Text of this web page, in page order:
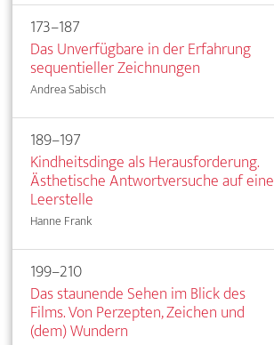
173–187
Das Unverfügbare in der Erfahrung
sequentieller Zeichnungen
Andrea Sabisch
189–197
Kindheitsdinge als Herausforderung.
Ästhetische Antwortversuche auf eine
Leerstelle
Hanne Frank
199–210
Das staunende Sehen im Blick des
Films. Von Perzepten, Zeichen und
(dem) Wundern